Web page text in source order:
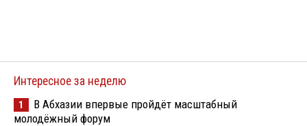
Интересное за неделю
1
В Абхазии впервые пройдёт масштабный
молодёжный форум